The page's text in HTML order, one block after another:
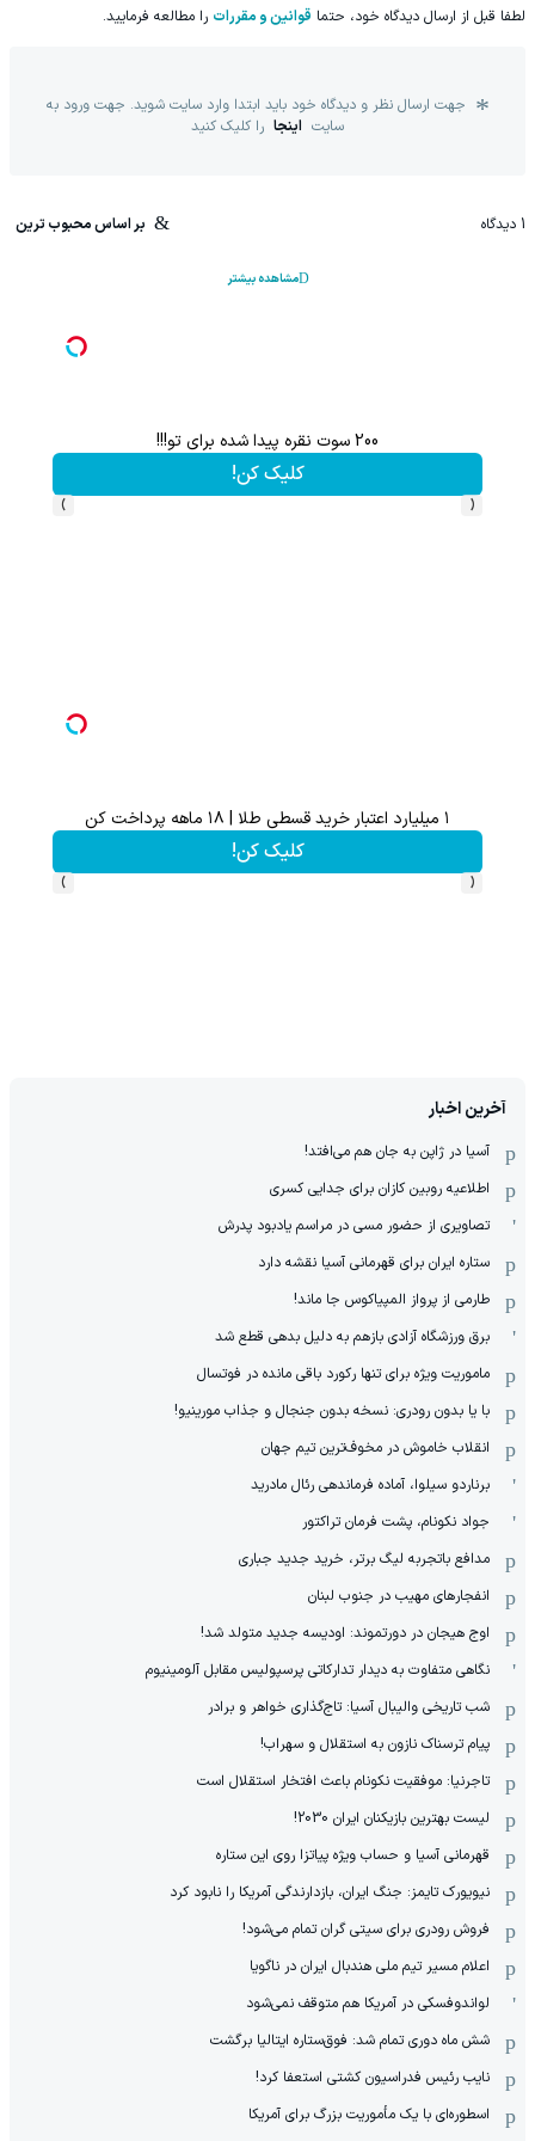
لطفا قبل از ارسال دیدگاه خود، حتما قوانین و مقررات را مطالعه فرمایید.
جهت ارسال نظر و دیدگاه خود باید ابتدا وارد سایت شوید. جهت ورود به
سایت اینجا را کلیک کنید
1 دیدگاه بر اساس محبوب ترین
مشاهده بیشتر
با خرید اول از گریم 200 سوت هدیه بگیر
کلیک کن!
‹
›
هدیه 200 سوتی با اولین خرید از گرمی،همین حالا ثبت نام کن
کلیک کن!
‹
›
آخرین اخبار
آسیا در ژاپن به جان هم می‌افتد!
اطلاعیه روبین کازان برای جدایی کسری
تصاویری از حضور مسی در مراسم یادبود پدرش
ستاره ایران برای قهرمانی آسیا نقشه دارد
طارمی از پرواز المپیاکوس جا ماند!
برق ورزشگاه آزادی بازهم به دلیل بدهی قطع شد
ماموریت ویژه برای تنها رکورد باقی مانده در فوتسال
با یا بدون رودری: نسخه بدون جنجال و جذاب مورینیو!
انقلاب خاموش در مخوف‌‌ترین تیم جهان
برناردو سیلوا، آماده فرماندهی رئال مادرید
جواد نکونام، پشت فرمان تراکتور
مدافع باتجربه لیگ برتر، خرید جدید جباری
انفجارهای مهیب در جنوب لبنان
اوج هیجان در دورتموند: اودیسه جدید متولد شد!
نگاهی متفاوت به دیدار تدارکاتی پرسپولیس مقابل آلومینیوم
شب تاریخی والیبال آسیا: تاج‌گذاری خواهر و برادر
پیام ترسناک نازون به استقلال و سهراب!
تاجرنیا: موفقیت نکونام باعث افتخار استقلال است
لیست بهترین بازیکنان ایران 2030!
قهرمانی آسیا و حساب ویژه پیاتزا روی این ستاره
نیویورک تایمز: جنگ ایران، بازدارندگی آمریکا را نابود کرد
فروش رودری برای سیتی گران تمام می‌شود!
اعلام مسیر تیم ملی هندبال ایران در ناگویا
لواندوفسکی در آمریکا هم متوقف نمی‌شود
شش ماه دوری تمام شد: فوق‌ستاره ایتالیا برگشت
نایب رئیس فدراسیون کشتی استعفا کرد!
اسطوره‌ای با یک مأموریت بزرگ برای آمریکا